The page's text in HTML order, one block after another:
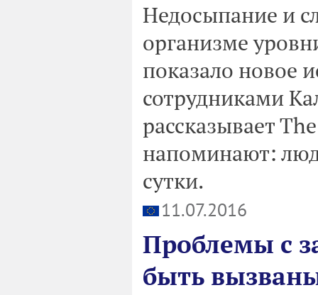
Недосыпание и
организме
показало новое
сотрудниками
рассказывает
напоминают:
сутки.
11.07.2016
Проблемы с
быть